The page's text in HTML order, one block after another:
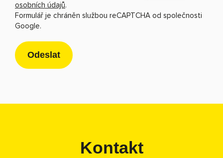
osobních údajů.
Formulář je chráněn službou reCAPTCHA od společnosti
Google.
Kontakt